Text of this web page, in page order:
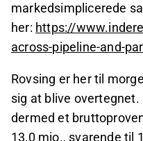
markedsimplicerede
her: https://
across-pipeline-and-
Rovsing er her til
sig at blive
dermed et
13,0 mio., svarende til